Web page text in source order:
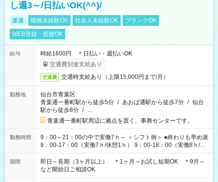
し週3～/日払いOK(^^)/
派遣 職種未経験OK 社会人未経験OK
ブランクOK
WEB登録・面接OK
給与
時給1600円 ＊日払い・週払いOK
交通費別途支給あり
交通費 交通時支給あり（上限15,000円まで/月）
勤務地
仙台市青葉区
青葉通一番町駅から徒歩5分 / あおば通駅から徒歩7分 / 仙台
駅から徒歩8分 / …
青葉通一番町駅周辺に拠点を置く、事務センターです。
勤務時間
9：00～21：00の中で実働7ｈ～ ＜シフト例＞ ●終わりも早め派
9：00-17：00（実働7ｈ/休憩1ｈ） 9：00-18：00（実働8ｈ/休
憩1ｈ） 10：00-19：00（実働8ｈ/休憩1ｈ） ●朝ゆっくり派
11：00-20：00（実働8ｈ/休憩1ｈ） 12：00-20：00（実働7ｈ/
休憩1ｈ） 12：00-21：00（実働8ｈ/休憩1ｈ） 13：00-22：
00（実働8ｈ/休憩1ｈ） ＊時間帯固定OK
期間
即日～長期（3ヶ月以上） ＊1ヶ月～お試し短期OK ＊9月～
など開始日ご相談OK